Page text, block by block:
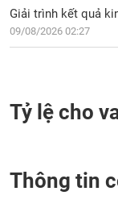
Giải trình kết quả
09/08/2026 02:27
Tỷ lệ cho
Thông tin